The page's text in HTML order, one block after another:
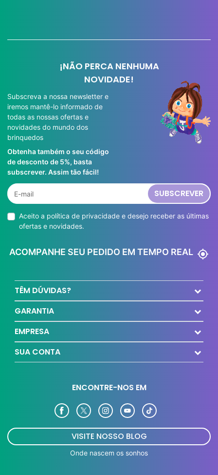
¡NÃO PERCA NENHUMA
NOVIDADE!
Subscreva a nossa newsletter e
iremos mantê-lo informado de
todas as nossas ofertas e
novidades do mundo dos
brinquedos
Obtenha também o seu código
de desconto de 5%, basta
subscrever. Assim tão fácil!
SUBSCREVER
Aceito a política de privacidade e desejo receber as últimas
ofertas e novidades.
ACOMPANHE SEU PEDIDO EM TEMPO REAL my_location
TÊM DÚVIDAS?
GARANTIA
EMPRESA
SUA CONTA
ENCONTRE-NOS EM
VISITE NOSSO BLOG
Onde nascem os sonhos